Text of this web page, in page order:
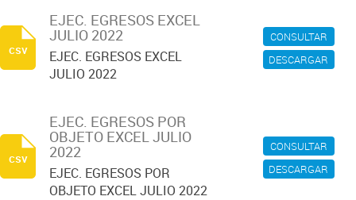
CONSULTAR
DESCARGAR
EJEC. EGRESOS EXCEL
JULIO 2022
EJEC. EGRESOS EXCEL
JULIO 2022
csv
CONSULTAR
DESCARGAR
EJEC. EGRESOS POR
OBJETO EXCEL JULIO
2022
EJEC. EGRESOS POR
OBJETO EXCEL JULIO 2022
csv